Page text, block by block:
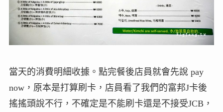
當天的消費明細收據。點完餐後店員就會先說 pay
now，原本是打算刷卡，店員看了我們的富邦J卡後
搖搖頭說不行，不確定是不能刷卡還是不接受JCB，